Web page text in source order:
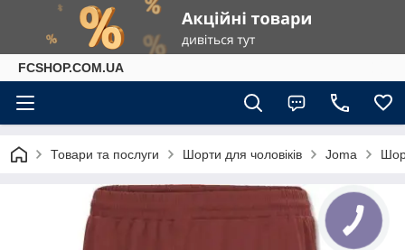
FCSHOP.COM.UA
Товари та послуги Шорти для чоловіків Joma
КНОПКА
ЗВ'ЯЗКУ